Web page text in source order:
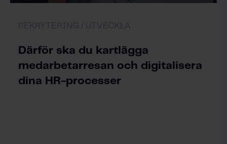
Därför ska du kartlägga
medarbetarresan och digitalisera
dina HR-processer